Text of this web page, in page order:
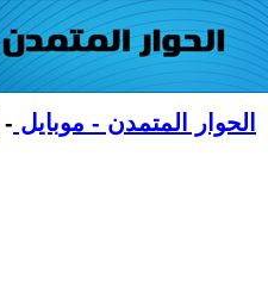
الحوار المتمدن - موبايل -